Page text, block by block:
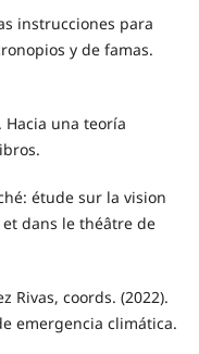
instrucciones para
y de famas.
Hacia una teoría
étude sur la vision
dans le théâtre de
Rivas, coords. (2022).
emergencia climática.